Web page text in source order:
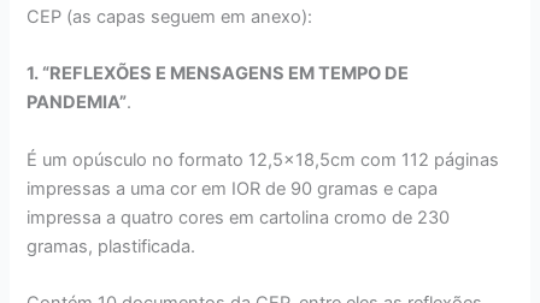
CEP (as capas seguem em anexo):
1. “REFLEXÕES E MENSAGENS EM TEMPO DE
PANDEMIA”.
É um opúsculo no formato 12,5×18,5cm com 112 páginas
impressas a uma cor em IOR de 90 gramas e capa
impressa a quatro cores em cartolina cromo de 230
gramas, plastificada.